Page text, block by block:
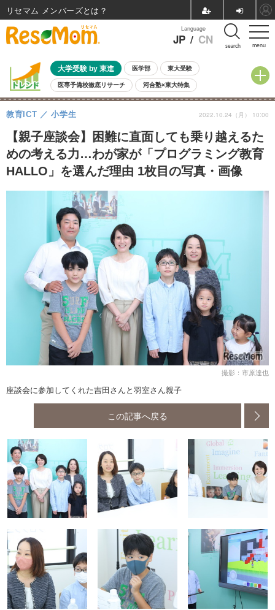
menu
Language
JP / CN search
大学受験 by 東進 医学部 東大受験
医専予備校徹底リサーチ 河合塾×東大特集
親子で考える大学選び 高校受験 中学受験 小学校受験
共通テスト 夏休み
8月開催イベント・WS 全国公立高校 過去問 人気記事
自由研究教材（小学生向け） 自由研究教材（中学生向け） ランキング
【親子座談会】困難に直面しても乗り越えるた
めの考える力…わが家が「プログラミング教育
HALLO」を選んだ理由 1枚目の写真・画像
教育ICT 小学生 2022.10.24（月） 10:00
撮影：市原達也
座談会に参加してくれた吉田さんと羽室さん親子
この記事へ戻る
リセマム メンバーズ